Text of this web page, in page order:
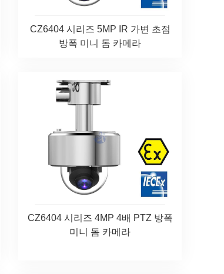
CZ6404 시리즈 5MP IR 가변 초점
방폭 미니 돔 카메라
CZ6404 시리즈 4MP 4배 PTZ 방폭
미니 돔 카메라